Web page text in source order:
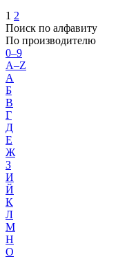
1 2
Поиск по алфавиту
По производителю
0–9
A–Z
А
Б
В
Г
Д
Е
Ж
З
И
Й
К
Л
М
Н
О